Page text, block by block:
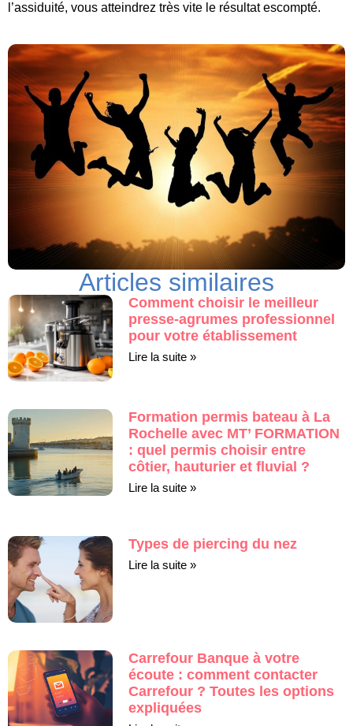
l’assiduité, vous atteindrez très vite le résultat escompté.
Articles similaires
Comment choisir le meilleur
presse-agrumes professionnel
pour votre établissement
Lire la suite »
Formation permis bateau à La
Rochelle avec MT’ FORMATION
: quel permis choisir entre
côtier, hauturier et fluvial ?
Lire la suite »
Types de piercing du nez
Lire la suite »
Carrefour Banque à votre
écoute : comment contacter
Carrefour ? Toutes les options
expliquées